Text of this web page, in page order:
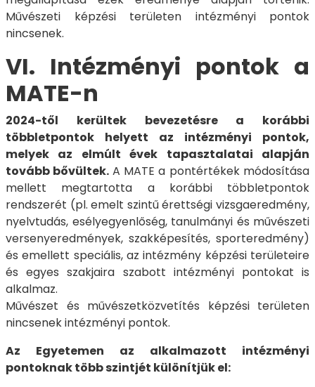
Művészeti képzési területen intézményi pontok
nincsenek.
VI. Intézményi pontok a
MATE-n
2024-től kerültek bevezetésre a korábbi
többletpontok helyett az intézményi pontok,
melyek az elmúlt évek tapasztalatai alapján
tovább bővültek. A MATE a pontértékek módosítása
mellett megtartotta a korábbi többletpontok
rendszerét (pl. emelt szintű érettségi vizsgaeredmény,
nyelvtudás, esélyegyenlőség, tanulmányi és művészeti
versenyeredmények, szakképesítés, sporteredmény)
és emellett speciális, az intézmény képzési területeire
és egyes szakjaira szabott intézményi pontokat is
alkalmaz.
Művészet és művészetközvetítés képzési területen
nincsenek intézményi pontok.
Az Egyetemen az alkalmazott intézményi
pontoknak több szintjét különítjük el: